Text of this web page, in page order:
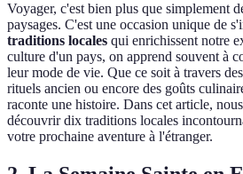
Voyager, c'est bien plus que simplement
paysages. C'est une occasion unique de
traditions locales qui enrichissent notre
culture d'un pays, on apprend souvent à
leur mode de vie. Que ce soit à travers
rituels ancien ou encore des goûts
raconte une histoire. Dans cet article,
découvrir dix traditions locales
votre prochaine aventure à l'étranger.